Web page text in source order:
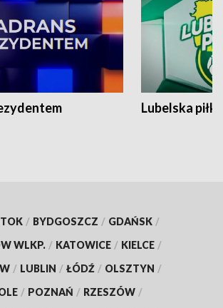
Lubelska piłka
/ BYDGOSZCZ / GDAŃSK /
WLKP. / KATOWICE / KIELCE /
/ LUBLIN / ŁÓDŹ / OLSZTYN /
/ POZNAŃ / RZESZÓW /